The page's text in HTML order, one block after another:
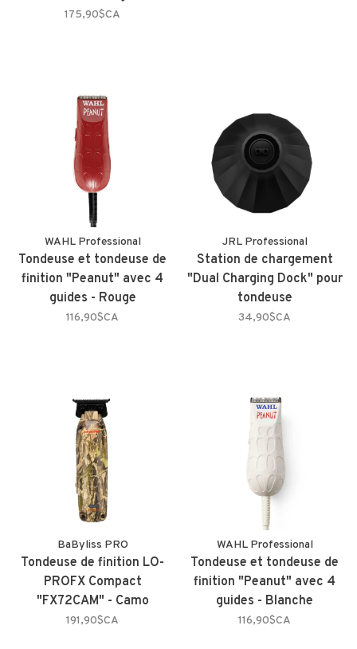
175,90$CA
WAHL Professional
Tondeuse et tondeuse de
finition "Peanut" avec 4
guides - Rouge
116,90$CA
JRL Professional
Station de chargement
"Dual Charging Dock" pour
tondeuse
34,90$CA
BaByliss PRO
Tondeuse de finition LO-
PROFX Compact
"FX72CAM" - Camo
191,90$CA
WAHL Professional
Tondeuse et tondeuse de
finition "Peanut" avec 4
guides - Blanche
116,90$CA